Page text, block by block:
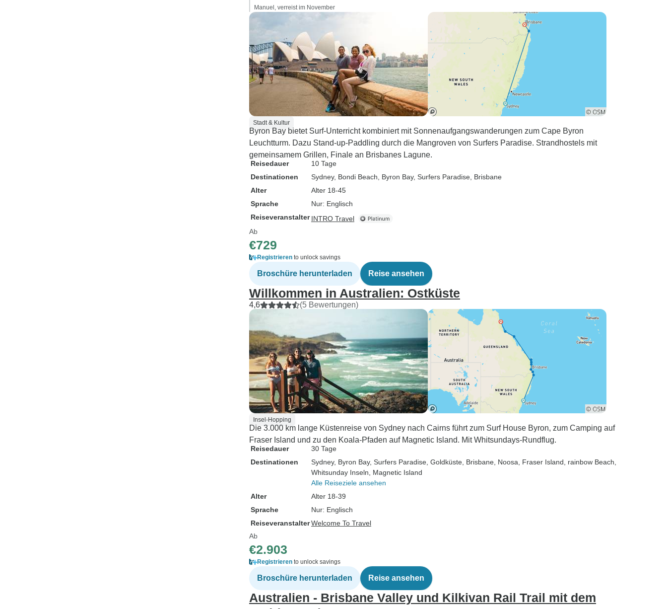
Manuel, verreist im November
Stadt & Kultur
Byron Bay bietet Surf-Unterricht kombiniert mit Sonnenaufgangswanderungen zum Cape Byron
Leuchtturm. Dazu Stand-up-Paddling durch die Mangroven von Surfers Paradise. Strandhostels mit
gemeinsamem Grillen, Finale an Brisbanes Lagune.
Reisedauer
10 Tage
Destinationen
Sydney, Bondi Beach , Byron Bay, Surfers Paradise , Brisbane
Alter
Alter 18-45
Sprache
Nur: Englisch
Reiseveranstalter INTRO Travel
Ab
€729
Registrieren to unlock savings
Broschüre herunterladen Reise ansehen
Willkommen in Australien: Ostküste
4,6 (5 Bewertungen)
Insel-Hopping
Die 3.000 km lange Küstenreise von Sydney nach Cairns führt zum Surf House Byron, zum Camping auf
Fraser Island und zu den Koala-Pfaden auf Magnetic Island. Mit Whitsundays-Rundflug.
Reisedauer
30 Tage
Destinationen
Sydney, Byron Bay, Surfers Paradise , Goldküste , Brisbane , Noosa , Fraser Island , rainbow Beach
Whitsunday Inseln , Magnetic Island
Alle Reiseziele ansehen
Alter
Alter 18-39
Sprache
Nur: Englisch
ReiseveranstalterWelcome To Travel
Ab
€2.903
Registrieren to unlock savings
Broschüre herunterladen Reise ansehen
Australien - Brisbane Valley und Kilkivan Rail Trail mit dem